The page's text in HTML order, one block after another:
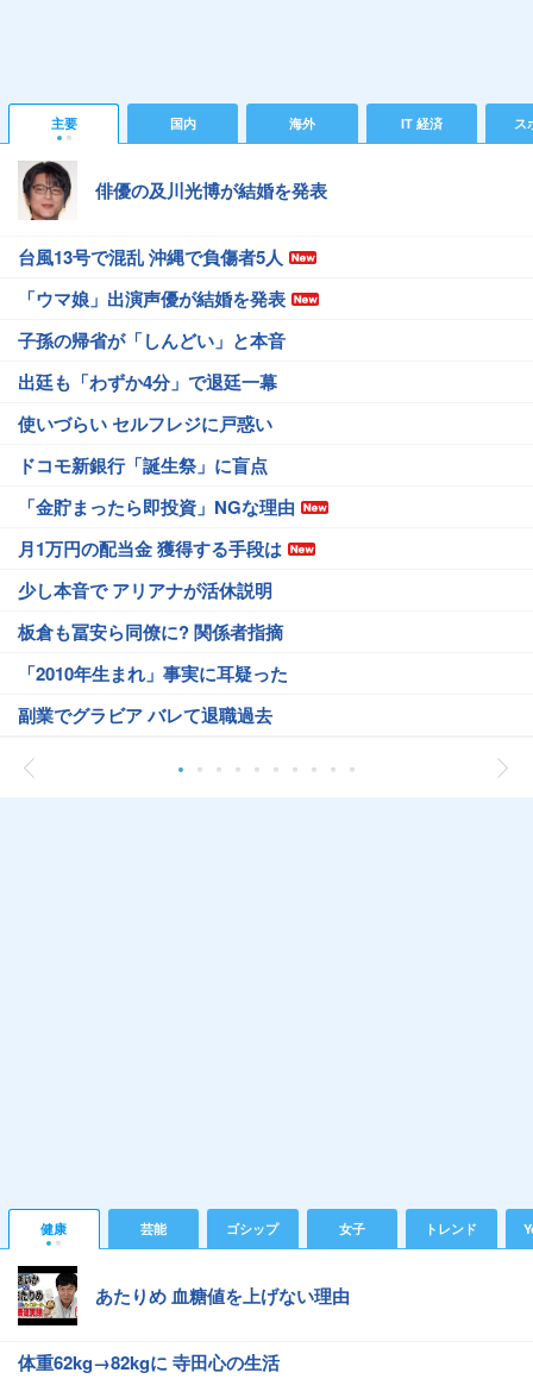
主要 国内 海外 IT 経済 ス
俳優の及川光博が結婚を発表
台風13号で混乱 沖縄で負傷者5人
「ウマ娘」出演声優が結婚を発表
子孫の帰省が「しんどい」と本音
出廷も「わずか4分」で退廷一幕
使いづらい セルフレジに戸惑い
ドコモ新銀行「誕生祭」に盲点
「金貯まったら即投資」NGな理由
月1万円の配当金 獲得する手段は
少し本音で アリアナが活休説明
板倉も冨安ら同僚に? 関係者指摘
「2010年生まれ」事実に耳疑った
副業でグラビア バレて退職過去
健康 芸能 ゴシップ 女子 トレンド
あたりめ 血糖値を上げない理由
体重62kg→82kgに 寺田心の生活